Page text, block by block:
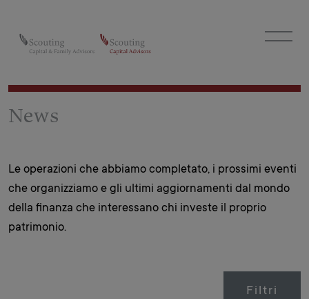
News
Le operazioni che abbiamo completato, i prossimi eventi
che organizziamo e gli ultimi aggiornamenti dal mondo
della finanza che interessano chi investe il proprio
patrimonio.
Filtri